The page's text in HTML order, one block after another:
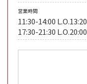
営業時間
11:30-14:00 L.O.13:20
17:30-21:30 L.O.20:00